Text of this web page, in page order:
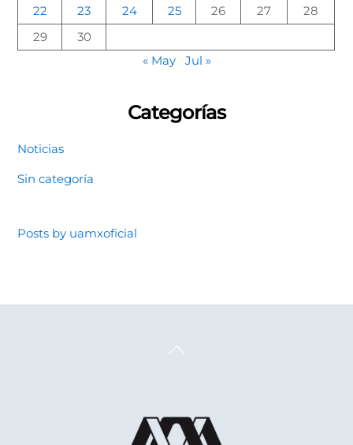
22
23 24 25 26 27
28
29
30
« May
Jul »
Categorías
Noticias
Sin categoría
Posts by uamxoficial
Back